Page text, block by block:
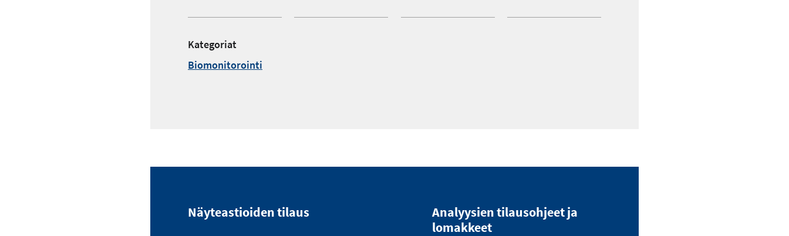
Kategoriat
Biomonitorointi
Näyteastioiden tilaus
Analyysien tilausohjeet ja
lomakkeet